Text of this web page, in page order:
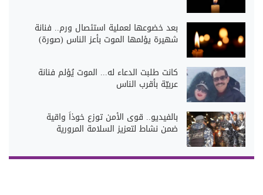
بعد خضوعها لعملية استئصال ورم.. فنانة
شهيرة يؤلمها الموت بأعز الناس (صورة)
كانت طلبت الدعاء له... الموت يُؤلم فنانة
عربيّة بأقرب الناس
بالفيديو.. قوى الأمن توزع خوذاً واقية
ضمن نشاط لتعزيز السلامة المرورية